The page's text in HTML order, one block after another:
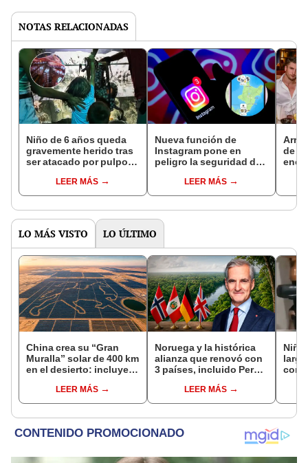
NOTAS RELACIONADAS
Niño de 6 años queda
gravemente herido tras
ser atacado por pulpo
Texas, EEUU: animal no
lo soltaba
LEER MÁS
Nueva función de
Instagram pone en
peligro la seguridad de
extorsionadores:
descubre como
LEER MÁS
de
LO MÁS VISTO LO ÚLTIMO
China crea su “Gran
Muralla” solar de 400 km
en el desierto: incluye
de caballo visible desde
el espacio
LEER MÁS
Noruega y la histórica
alianza que renovó con
3 países, incluido Perú,
deforestación de la
Amazonía al 2030
LEER MÁS